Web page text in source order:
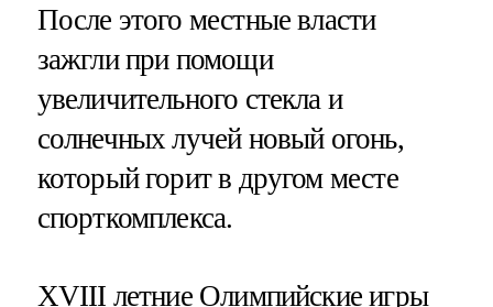
После этого местные власти
зажгли при помощи
увеличительного стекла и
солнечных лучей новый огонь,
который горит в другом месте
спорткомплекса.
XVIII летние Олимпийские игры